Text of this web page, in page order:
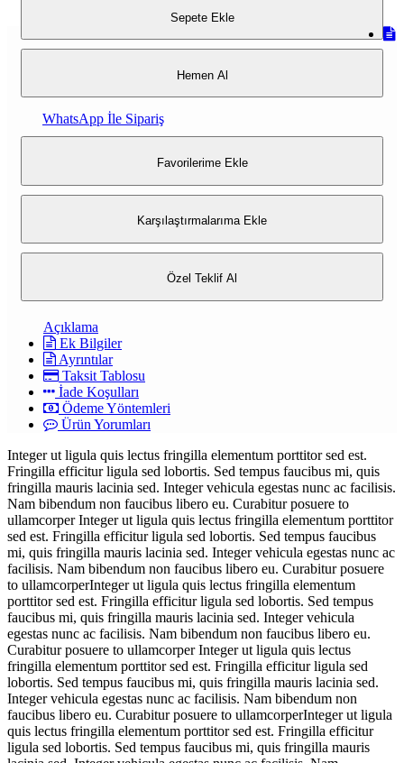
Sepete Ekle
Hemen Al
WhatsApp İle Sipariş
Favorilerime Ekle
Karşılaştırmalarıma Ekle
Özel Teklif Al
Açıklama
Ek Bilgiler
Ayrıntılar
Taksit Tablosu
İade Koşulları
Ödeme Yöntemleri
Ürün Yorumları
Integer ut ligula quis lectus fringilla elementum porttitor sed est.
Fringilla efficitur ligula sed lobortis. Sed tempus faucibus mi, quis
fringilla mauris lacinia sed. Integer vehicula egestas nunc ac facilisis.
Nam bibendum non faucibus libero eu. Curabitur posuere to
ullamcorper Integer ut ligula quis lectus fringilla elementum porttitor
sed est. Fringilla efficitur ligula sed lobortis. Sed tempus faucibus
mi, quis fringilla mauris lacinia sed. Integer vehicula egestas nunc ac
facilisis. Nam bibendum non faucibus libero eu. Curabitur posuere
to ullamcorperInteger ut ligula quis lectus fringilla elementum
porttitor sed est. Fringilla efficitur ligula sed lobortis. Sed tempus
faucibus mi, quis fringilla mauris lacinia sed. Integer vehicula
egestas nunc ac facilisis. Nam bibendum non faucibus libero eu.
Curabitur posuere to ullamcorper Integer ut ligula quis lectus
fringilla elementum porttitor sed est. Fringilla efficitur ligula sed
lobortis. Sed tempus faucibus mi, quis fringilla mauris lacinia sed.
Integer vehicula egestas nunc ac facilisis. Nam bibendum non
faucibus libero eu. Curabitur posuere to ullamcorperInteger ut ligula
quis lectus fringilla elementum porttitor sed est. Fringilla efficitur
ligula sed lobortis. Sed tempus faucibus mi, quis fringilla mauris